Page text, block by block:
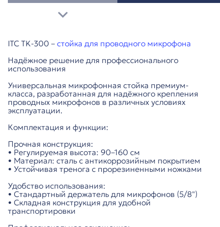
ITC TK-300 – стойка для проводного микрофона
Надёжное решение для профессионального
использования
Универсальная микрофонная стойка премиум-
класса, разработанная для надёжного крепления
проводных микрофонов в различных условиях
эксплуатации.
Комплектация и функции:
Прочная конструкция:
• Регулируемая высота: 90–160 см
• Материал: сталь с антикоррозийным покрытием
• Устойчивая тренога с прорезиненными ножками
Удобство использования:
• Стандартный держатель для микрофонов (5/8")
• Складная конструкция для удобной
транспортировки